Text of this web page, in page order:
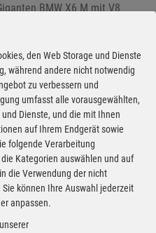
BMW X6 M mit V8
Frontspoiler,
Dachspoiler, 23 Zoll
& HA 11,0x23 mit 315/25
Fußmattensatz sowie Pedalerie
Aluminium. Als erstes fällt die
diesem Fall auf Anfrage:
den Web Storage und Dienste
während andere nicht notwendig
zu verbessern und
umfasst alle vorausgewählten,
Dienste, und die mit Ihnen
auf Ihrem Endgerät sowie
folgende Verarbeitung
Kategorien auswählen und auf
die Verwendung der nicht
können Ihre Auswahl jederzeit
anpassen.